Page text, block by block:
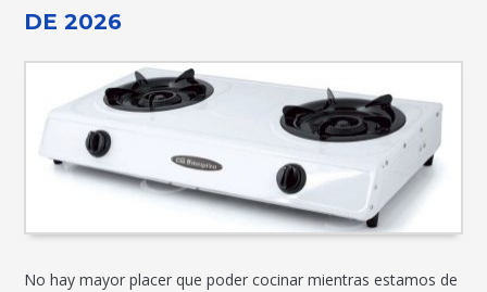
DE 2026
No hay mayor placer que poder cocinar mientras estamos de